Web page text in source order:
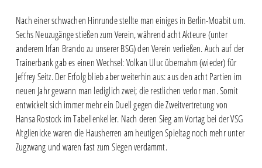
Nach einer schwachen Hinrunde stellte man einiges in Berlin-Moabit um.
Sechs Neuzugänge stießen zum Verein, während acht Akteure (unter
anderem Irfan Brando zu unserer BSG) den Verein verließen. Auch auf der
Trainerbank gab es einen Wechsel: Volkan Uluc übernahm (wieder) für
Jeffrey Seitz. Der Erfolg blieb aber weiterhin aus: aus den acht Partien im
neuen Jahr gewann man lediglich zwei; die restlichen verlor man. Somit
entwickelt sich immer mehr ein Duell gegen die Zweitvertretung von
Hansa Rostock im Tabellenkeller. Nach deren Sieg am Vortag bei der VSG
Altglienicke waren die Hausherren am heutigen Spieltag noch mehr unter
Zugzwang und waren fast zum Siegen verdammt.